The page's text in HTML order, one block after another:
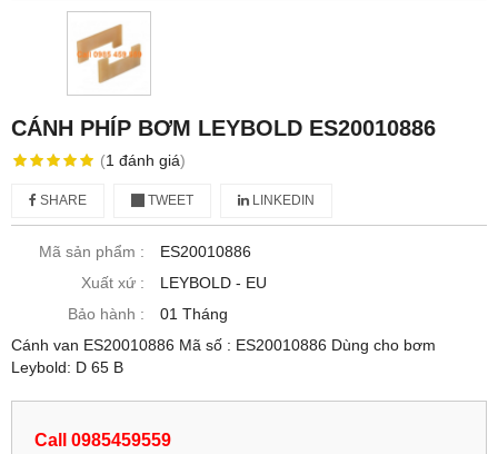
CÁNH PHÍP BƠM LEYBOLD ES20010886
(1 đánh giá)
SHARE TWEET LINKEDIN
Mã sản phẩm :
ES20010886
Xuất xứ :
LEYBOLD - EU
Bảo hành :
01 Tháng
Cánh van ES20010886 Mã số : ES20010886 Dùng cho bơm
Leybold: D 65 B
Call 0985459559